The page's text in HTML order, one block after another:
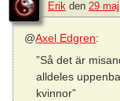
Erik den 29
@Axel Edgren:
”Så det är
alldeles
kvinnor”